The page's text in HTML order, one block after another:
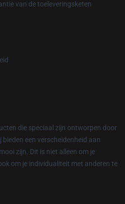
van de toeleveringsketen
die speciaal zijn ontworpen door
een verscheidenheid aan
zijn. Dit is niet alleen om je
om je individualiteit met anderen te